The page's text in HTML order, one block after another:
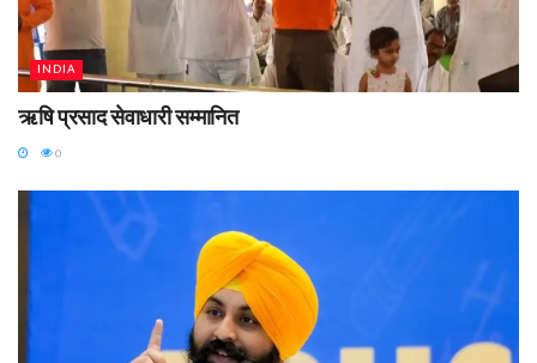
INDIA
ऋषि प्रसाद सेवाधारी सम्मानित
0